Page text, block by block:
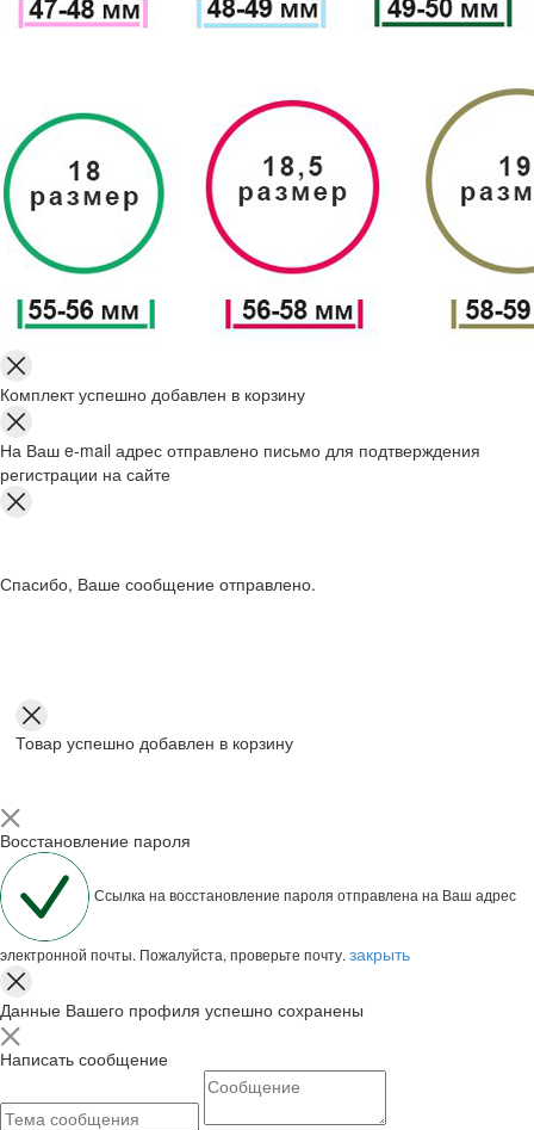
Комплект успешно добавлен в корзину
На Ваш e-mail адрес отправлено письмо для подтверждения
регистрации на сайте
Спасибо, Ваше сообщение отправлено.
Товар успешно добавлен в корзину
Восстановление пароля
Ссылка на восстановление пароля отправлена на Ваш адрес
электронной почты. Пожалуйста, проверьте почту. закрыть
Данные Вашего профиля успешно сохранены
Написать сообщение